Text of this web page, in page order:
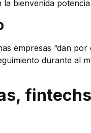
bienvenida
empresas “dan
durante al